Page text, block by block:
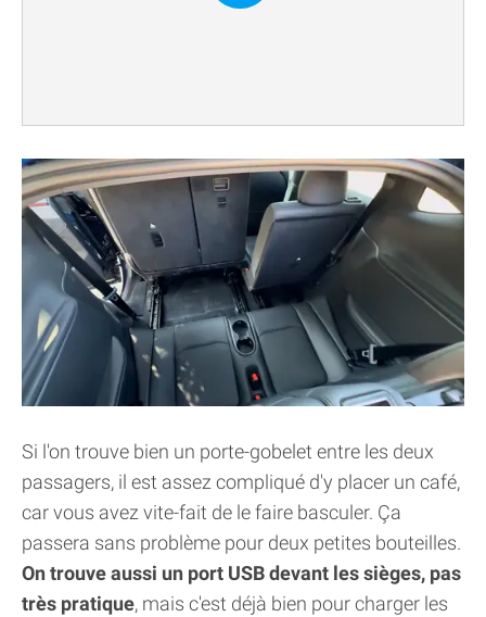
Si l'on trouve bien un porte-gobelet entre les deux
passagers, il est assez compliqué d'y placer un café,
car vous avez vite-fait de le faire basculer. Ça
passera sans problème pour deux petites bouteilles.
On trouve aussi un port USB devant les sièges, pas
très pratique, mais c'est déjà bien pour charger les